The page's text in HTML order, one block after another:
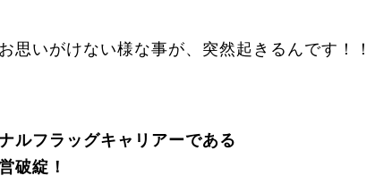
思いがけない様な事が、突然起きるんです！！
ルフラッグキャリアーである
破綻！